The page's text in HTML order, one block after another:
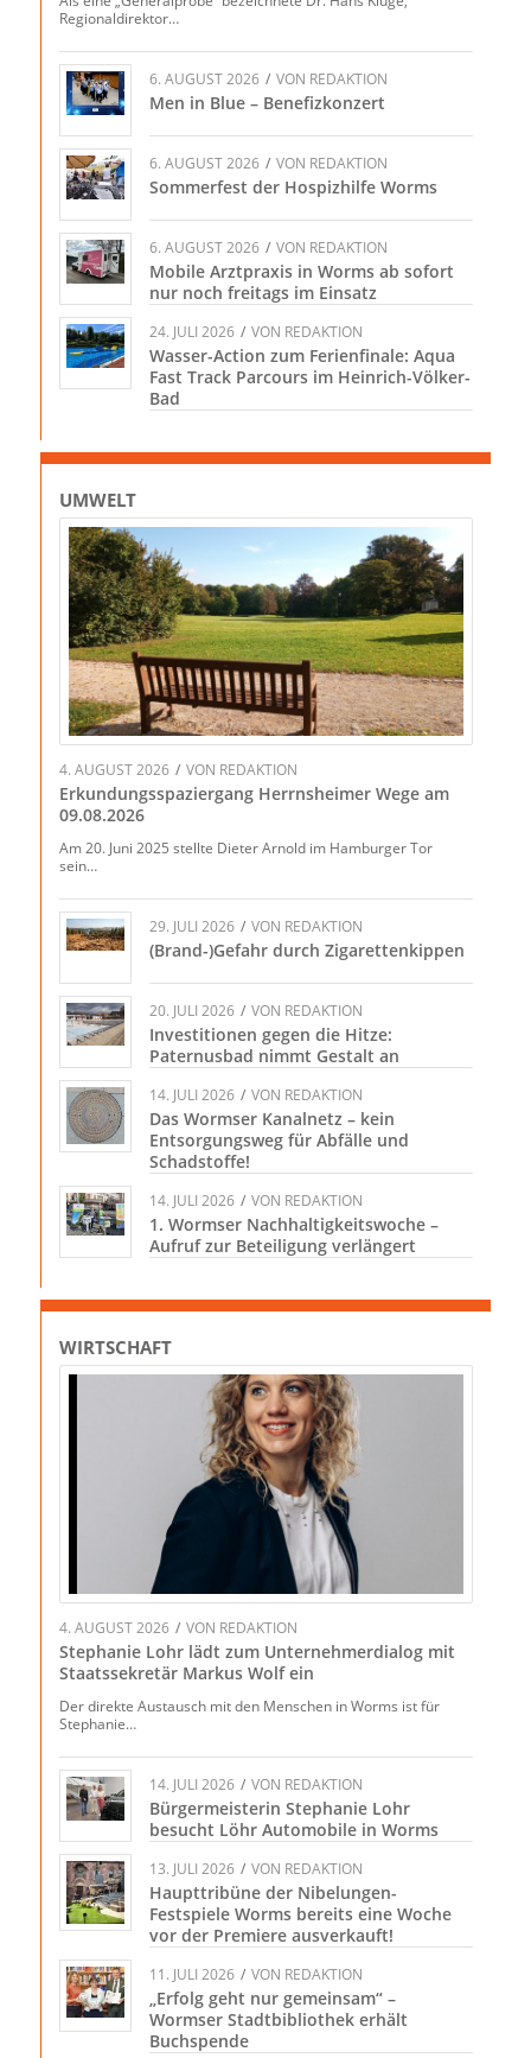
Regionaldirektor…
6. AUGUST 2026 / VON REDAKTION
Men in Blue – Benefizkonzert
6. AUGUST 2026 / VON REDAKTION
Sommerfest der Hospizhilfe Worms
6. AUGUST 2026 / VON REDAKTION
Mobile Arztpraxis in Worms ab sofort
nur noch freitags im Einsatz
24. JULI 2026 / VON REDAKTION
Wasser-Action zum Ferienfinale: Aqua
Fast Track Parcours im Heinrich-Völker-
Bad
UMWELT
4. AUGUST 2026 / VON REDAKTION
Erkundungsspaziergang Herrnsheimer Wege am
09.08.2026
Am 20. Juni 2025 stellte Dieter Arnold im Hamburger Tor
sein…
29. JULI 2026 / VON REDAKTION
(Brand-)Gefahr durch Zigarettenkippen
20. JULI 2026 / VON REDAKTION
Investitionen gegen die Hitze:
Paternusbad nimmt Gestalt an
14. JULI 2026 / VON REDAKTION
Das Wormser Kanalnetz – kein
Entsorgungsweg für Abfälle und
Schadstoffe!
14. JULI 2026 / VON REDAKTION
1. Wormser Nachhaltigkeitswoche –
Aufruf zur Beteiligung verlängert
WIRTSCHAFT
4. AUGUST 2026 / VON REDAKTION
Stephanie Lohr lädt zum Unternehmerdialog mit
Staatssekretär Markus Wolf ein
Der direkte Austausch mit den Menschen in Worms ist für
Stephanie…
14. JULI 2026 / VON REDAKTION
Bürgermeisterin Stephanie Lohr
besucht Löhr Automobile in Worms
13. JULI 2026 / VON REDAKTION
Haupttribüne der Nibelungen-
Festspiele Worms bereits eine Woche
vor der Premiere ausverkauft!
11. JULI 2026 / VON REDAKTION
„Erfolg geht nur gemeinsam“ –
Wormser Stadtbibliothek erhält
Buchspende